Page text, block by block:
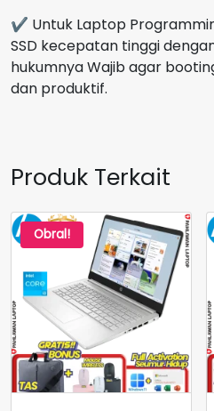
✔ Untuk Laptop
SSD kecepatan tinggi
hukumnya Wajib agar
dan produktif.
Produk Terkait
Obral!